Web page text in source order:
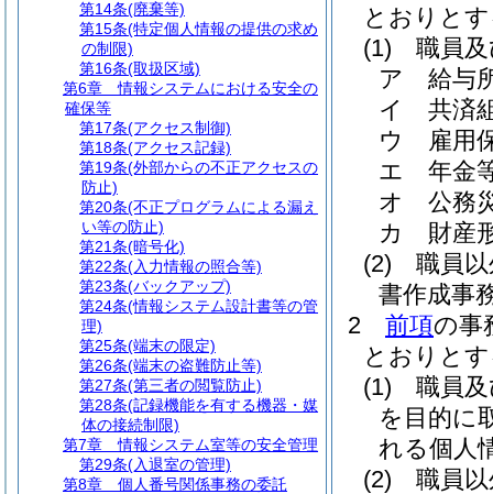
とおりと
(1)
職員
ア
給与
イ
共済
ウ
雇用
エ
年金
オ
公務
カ
財産
(2)
職員
書作成事
2
前項の事
とおりと
(1)
職員
を目的に
れる個人
(2)
職員
第14条(廃棄等)
第15条(特定個人情報の提供の求め
の制限)
第16条(取扱区域)
第6章
情報システムにおける安全の
確保等
第17条(アクセス制御)
第18条(アクセス記録)
第19条(外部からの不正アクセスの
防止)
第20条(不正プログラムによる漏え
い等の防止)
第21条(暗号化)
第22条(入力情報の照合等)
第23条(バックアップ)
第24条(情報システム設計書等の管
理)
第25条(端末の限定)
第26条(端末の盗難防止等)
第27条(第三者の閲覧防止)
第28条(記録機能を有する機器・媒
体の接続制限)
第7章
情報システム室等の安全管理
第29条(入退室の管理)
第8章
個人番号関係事務の委託